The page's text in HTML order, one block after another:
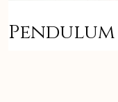
Pendulum